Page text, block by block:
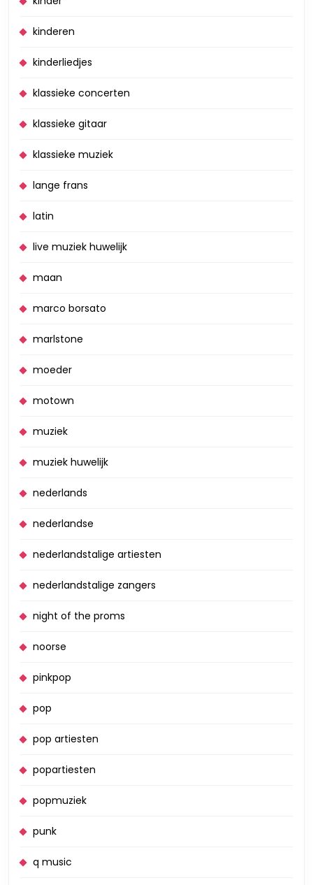
kinderen
kinderliedjes
klassieke concerten
klassieke gitaar
klassieke muziek
lange frans
latin
live muziek huwelijk
maan
marco borsato
marlstone
moeder
motown
muziek
muziek huwelijk
nederlands
nederlandse
nederlandstalige artiesten
nederlandstalige zangers
night of the proms
noorse
pinkpop
pop
pop artiesten
popartiesten
popmuziek
punk
q music